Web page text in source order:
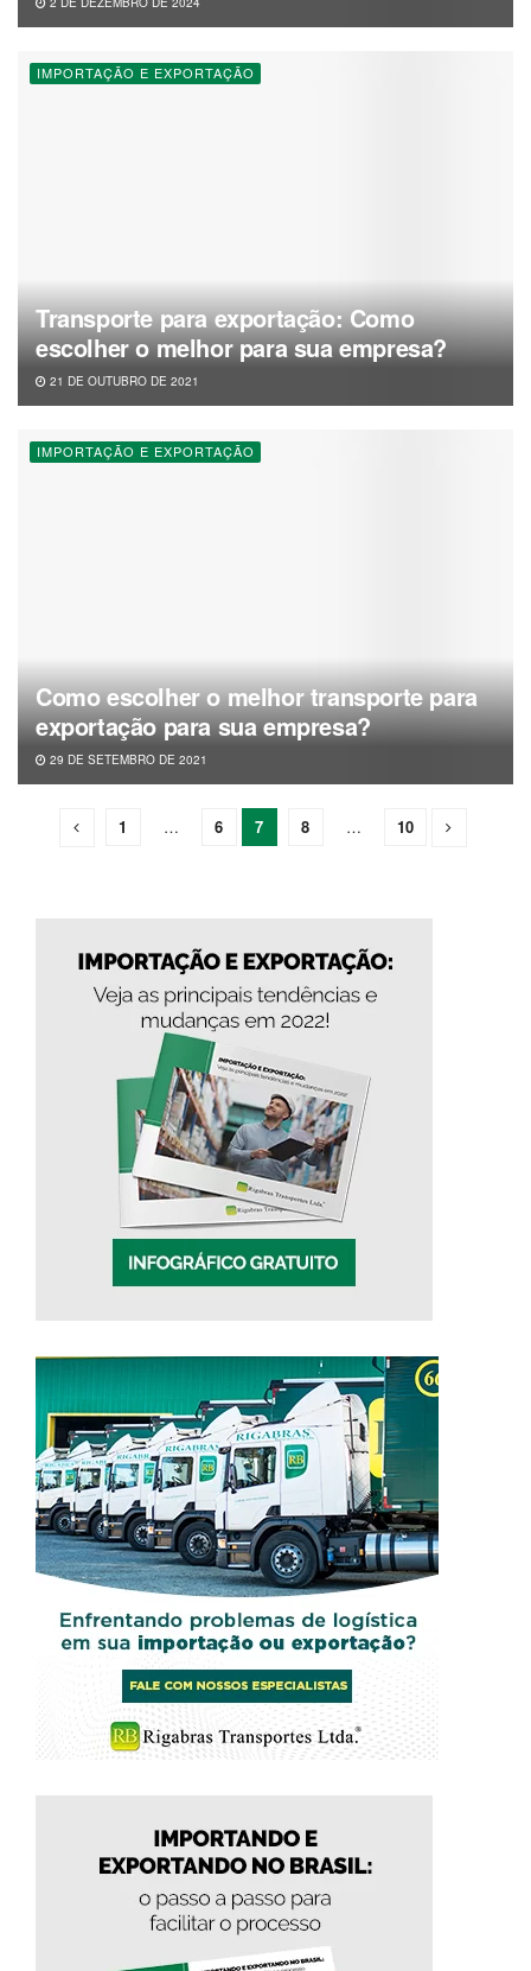
IMPORTAÇÃO E EXPORTAÇÃO
Transporte para exportação: Como
escolher o melhor para sua empresa?
21 DE OUTUBRO DE 2021
IMPORTAÇÃO E EXPORTAÇÃO
Como escolher o melhor transporte para
exportação para sua empresa?
29 DE SETEMBRO DE 2021
1 … 6 7 8 … 10